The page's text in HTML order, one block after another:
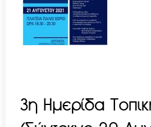
3η Ημερίδα